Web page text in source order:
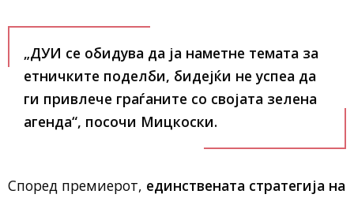
„ДУИ се обидува да ја наметне темата за
етничките поделби, бидејќи не успеа да
ги привлече граѓаните со својата зелена
агенда“, посочи Мицкоски.
Според премиерот, единствената стратегија на